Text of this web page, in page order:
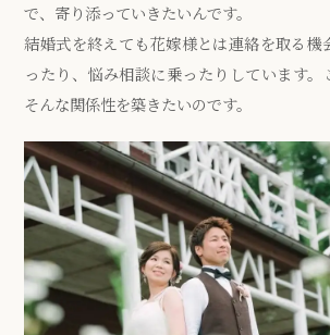
で、寄り添っていきたいんです。
結婚式を終えても花嫁様とは連絡を取る機
ったり、悩み相談に乗ったりしています。
そんな関係性を築きたいのです。